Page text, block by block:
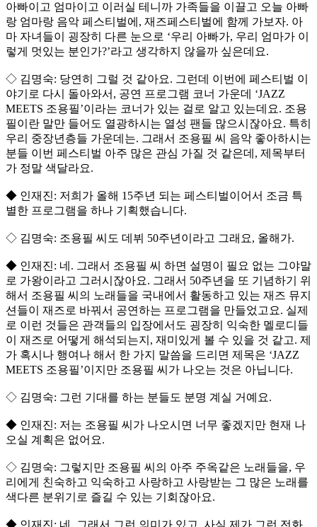
아빠이고 엄마이고 이러실 테니까 가족들을 이끌고 오늘 아빠
랑 엄마랑 음악 페스티벌에, 재즈페스티벌에 함께 가보자. 아
마 자녀들이 굉장히 다른 눈으로 ‘우리 아빠가, 우리 엄마가 이
렇게 멋있는 분인가?’라고 생각하지 않을까 싶은데요.
◇ 김명숙: 당연히 그럴 것 같아요. 그런데 이번에 페스티벌 이
야기로 다시 돌아와서, 공연 프로그램 코너 가운데 ‘JAZZ
MEETS 조용필’이라는 코너가 있는 걸로 알고 있는데요. 조용
필이란 말만 들어도 열광하시는 열성 팬들 많으시잖아요. 특히
우리 중장년층들 가운데는. 그래서 조용필 씨 음악 좋아하시는
분들 이번 페스티벌 아주 많은 관심 가질 것 같은데, 제목부터
가 정말 색달라요.
◆ 인재진: 저희가 올해 15주년 되는 페스티벌이어서 조금 특
별한 프로그램을 하나 기획했습니다.
◇ 김명숙: 조용필 씨도 데뷔 50주년이라고 그래요, 올해가.
◆ 인재진: 네. 그래서 조용필 씨 하면 설명이 필요 없는 그야말
로 가왕이라고 그러시잖아요. 그래서 50주년을 또 기념하기 위
해서 조용필 씨의 노래들을 국내에서 활동하고 있는 재즈 뮤지
션들이 재즈로 바꿔서 공연하는 프로그램을 만들었고요. 실제
로 이런 것들은 관객들의 입장에서도 굉장히 익숙한 멜로디들
이 재즈로 어떻게 해석되는지, 재미있게 볼 수 있을 것 같고. 제
가 혹시나 행여나 해서 한 가지 말씀을 드리면 제목은 ‘JAZZ
MEETS 조용필’이지만 조용필 씨가 나오는 것은 아닙니다.
◇ 김명숙: 그런 기대를 하는 분들도 분명 계실 거예요.
◆ 인재진: 저는 조용필 씨가 나오시면 너무 좋겠지만 현재 나
오실 계획은 없어요.
◇ 김명숙: 그렇지만 조용필 씨의 아주 주옥같은 노래들을, 우
리에게 친숙하고 익숙하고 사랑하고 사랑받는 그 많은 노래를
색다른 분위기로 즐길 수 있는 기회잖아요.